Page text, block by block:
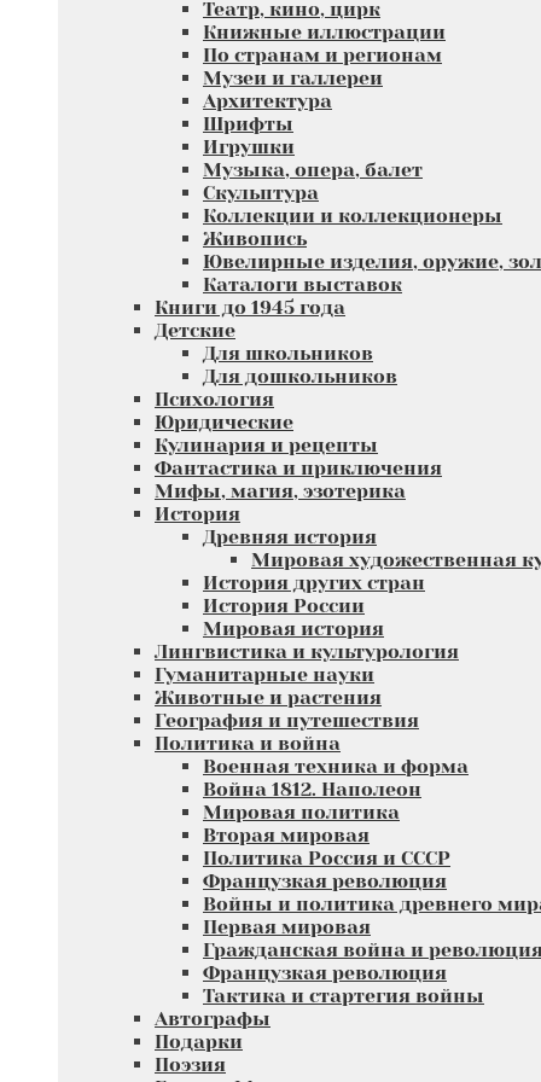
Театр, кино, цирк
Книжные иллюстрации
По странам и регионам
Музеи и галлереи
Архитектура
Шрифты
Игрушки
Музыка, опера, балет
Скульптура
Коллекции и коллекционеры
Живопись
Ювелирные изделия, оружие,
Каталоги выставок
Книги до 1945 года
Детские
Для школьников
Для дошкольников
Психология
Юридические
Кулинария и рецепты
Фантастика и приключения
Мифы, магия, эзотерика
История
Древняя история
Мировая художественная
История других стран
История России
Мировая история
Лингвистика и культурология
Гуманитарные науки
Животные и растения
География и путешествия
Политика и война
Военная техника и форма
Война 1812. Наполеон
Мировая политика
Вторая мировая
Политика Россия и СССР
Французкая революция
Войны и политика древнего
Первая мировая
Гражданская война и
Французкая революция
Тактика и стартегия войны
Автографы
Подарки
Поэзия